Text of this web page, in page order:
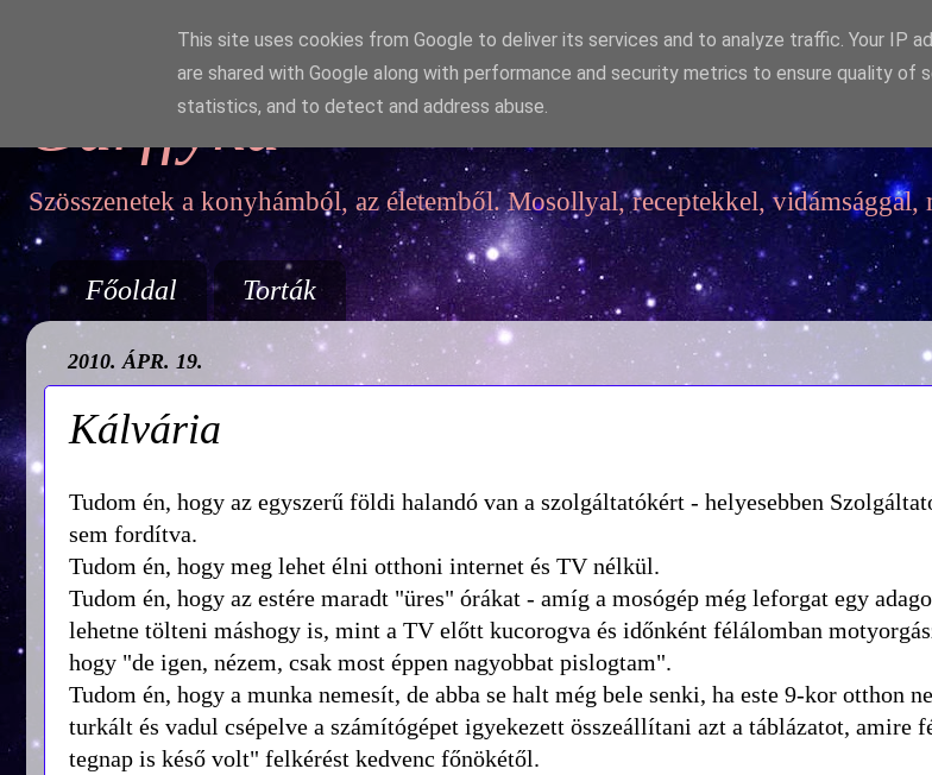
Garffyka
Szösszenetek a konyhámból, az életemből. Mosollyal, receptekkel,
Főoldal Torták
2010. ÁPR. 19.
Kálvária
Tudom én, hogy az egyszerű földi halandó van a szolgáltatókért - helyesebben
sem fordítva.
Tudom én, hogy meg lehet élni otthoni internet és TV nélkül.
Tudom én, hogy az estére maradt "üres" órákat - amíg a mosógép még leforgat egy
lehetne tölteni máshogy is, mint a TV előtt kucorogva és időnként félálomban
hogy "de igen, nézem, csak most éppen nagyobbat pislogtam".
Tudom én, hogy a munka nemesít, de abba se halt még bele senki, ha este 9-kor otthon
turkált és vadul csépelve a számítógépet igyekezett összeállítani azt a táblázatot, amire
tegnap is késő volt" felkérést kedvenc főnökétől.
This site uses cookies from Google to deliver its services and to analyze traffic. Your IP
are shared with Google along with performance and security metrics to ensure quality of
statistics, and to detect and address abuse.